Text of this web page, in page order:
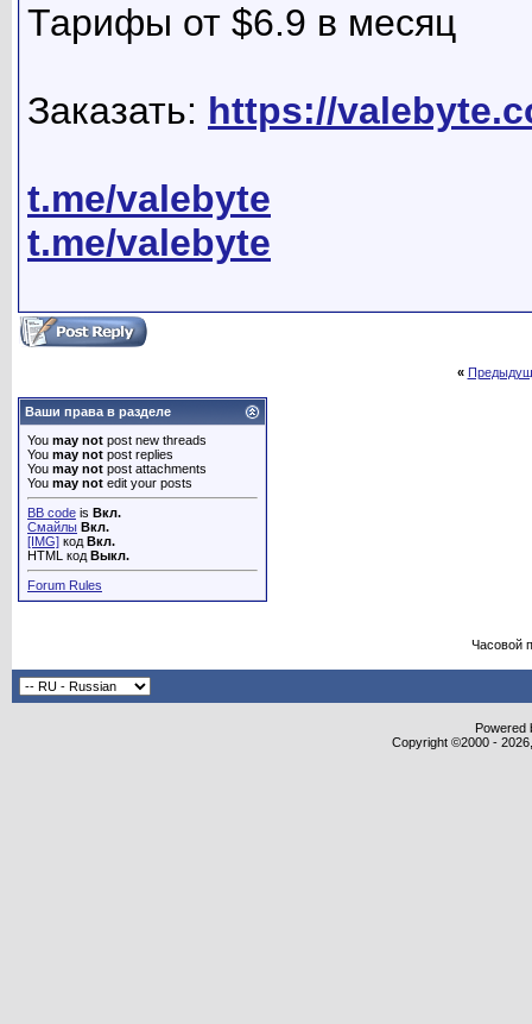
Тарифы от $6.9 в месяц
Заказать: https://
t.me/valebyte
t.me/valebyte
«
Ваши права в разделе
You may not post new threads
You may not post replies
You may not post attachments
You may not edit your posts
BB code is Вкл.
Смайлы Вкл.
[IMG] код Вкл.
HTML код Выкл.
Forum Rules
Часовой
Powered
Copyright ©2000 -